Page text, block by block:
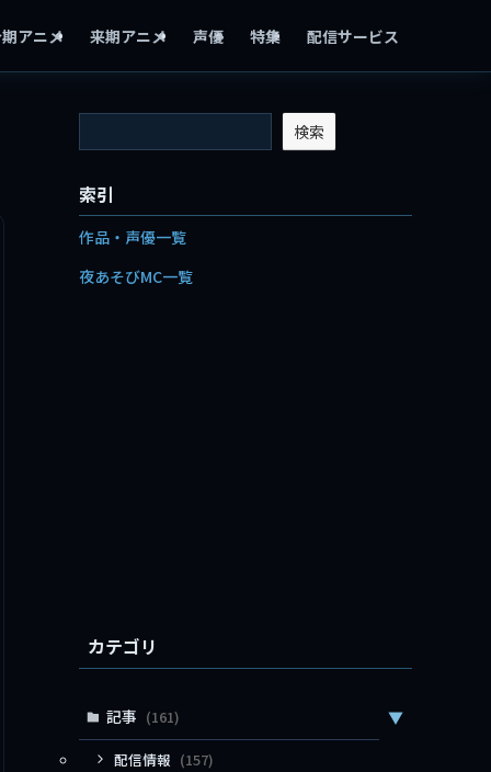
アニメ 来期アニメ 声優 特集 配信サービス
検索
索引
作品・声優一覧
夜あそびMC一覧
カテゴリ
記事 (161) ▼
配信情報 (157)